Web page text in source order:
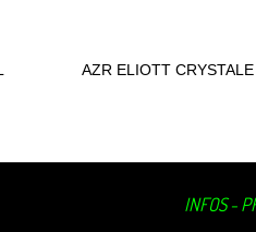
Ajouter au panier
AZR ELIOTT CRYSTALE
INFOS -